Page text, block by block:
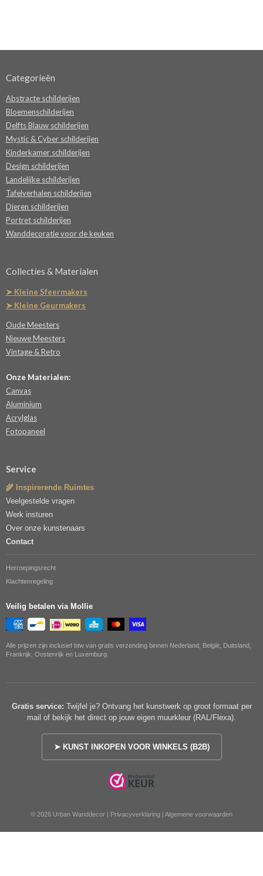
Categorieën
Abstracte schilderijen
Bloemenschilderijen
Delfts Blauw schilderijen
Mystic & Cyber schilderijen
Kinderkamer schilderijen
Design schilderijen
Landelijke schilderijen
Tafelverhalen schilderijen
Dieren schilderijen
Portret schilderijen
Wanddecoratie voor de keuken
Collecties & Materialen
➤ Kleine Sfeermakers
➤ Kleine Geurmakers
Oude Meesters
Nieuwe Meesters
Vintage & Retro
Onze Materialen:
Canvas
Aluminium
Acrylglas
Fotopaneel
Service
🌾 Inspirerende Ruimtes
Veelgestelde vragen
Werk insturen
Over onze kunstenaars
Contact
Herroepingsrecht
Klachtenregeling
Veilig betalen via Mollie
Alle prijzen zijn inclusief btw van gratis verzending binnen Nederland, België, Duitsland,
Frankrijk, Oostenrijk en Luxemburg.
Gratis service: Twijfel je? Ontvang het kunstwerk op groot formaat per
mail of bekijk het direct op jouw eigen muurkleur (RAL/Flexa).
➤ KUNST INKOPEN VOOR WINKELS (B2B)
© 2026 Urban Wanddecor | Privacyverklaring | Algemene voorwaarden